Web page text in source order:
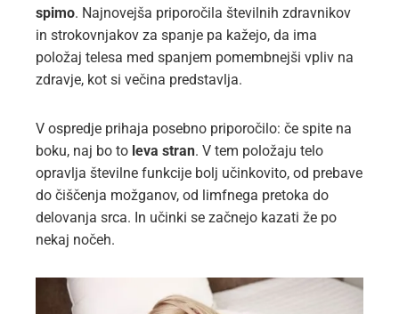
spimo. Najnovejša priporočila številnih zdravnikov
in strokovnjakov za spanje pa kažejo, da ima
položaj telesa med spanjem pomembnejši vpliv na
zdravje, kot si večina predstavlja.
V ospredje prihaja posebno priporočilo: če spite na
boku, naj bo to leva stran. V tem položaju telo
opravlja številne funkcije bolj učinkovito, od prebave
do čiščenja možganov, od limfnega pretoka do
delovanja srca. In učinki se začnejo kazati že po
nekaj nočeh.